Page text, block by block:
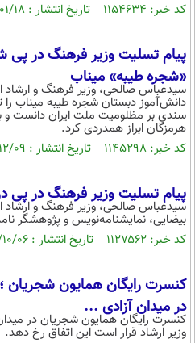
کد خبر: ۱۱۵۴۶۳۴ تاریخ انتشار : ۱۴۰۵/۰۱/۱۸
پیام تسلیت وزیر فرهنگ در پی
«شجره طیبه» میناب
سیدعباس صالحی، وزیر فرهنگ و ارشاد
دانش‌آموز دبستان شجره طیبه میناب
سندی بر مظلومیت ملت ایران دانست و
هرمزگان ابراز همدردی کرد.
کد خبر: ۱۱۴۵۲۹۸ تاریخ انتشار : ۱۴۰۴/۱۲/۰۹
پیام تسلیت وزیر فرهنگ در پی
سیدعباس صالحی، وزیر فرهنگ و ارشاد
بیضایی، نمایشنامه‌نویس و پژوهشگر
کد خبر: ۱۱۲۷۵۶۲ تاریخ انتشار : ۱۴۰۴/۱۰/۰۶
کنسرت رایگان همایون شجریان ؛
در میدان آزادی ...
کنسرت رایگان همایون شجریان در
وزیر ارشاد قرار است این اتفاق رخ دهد.